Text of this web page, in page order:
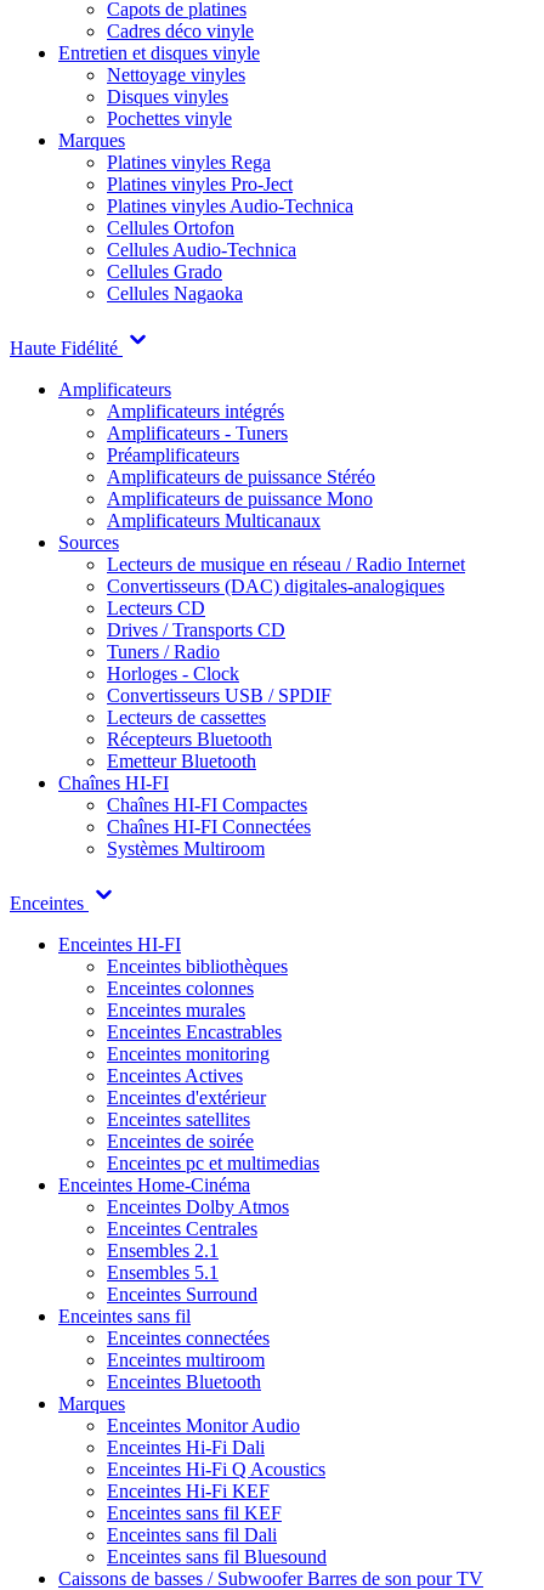
Capots de platines
Cadres déco vinyle
Entretien et disques vinyle
Nettoyage vinyles
Disques vinyles
Pochettes vinyle
Marques
Platines vinyles Rega
Platines vinyles Pro-Ject
Platines vinyles Audio-Technica
Cellules Ortofon
Cellules Audio-Technica
Cellules Grado
Cellules Nagaoka
Haute Fidélité
Amplificateurs
Amplificateurs intégrés
Amplificateurs - Tuners
Préamplificateurs
Amplificateurs de puissance Stéréo
Amplificateurs de puissance Mono
Amplificateurs Multicanaux
Sources
Lecteurs de musique en réseau / Radio Internet
Convertisseurs (DAC) digitales-analogiques
Lecteurs CD
Drives / Transports CD
Tuners / Radio
Horloges - Clock
Convertisseurs USB / SPDIF
Lecteurs de cassettes
Récepteurs Bluetooth
Emetteur Bluetooth
Chaînes HI-FI
Chaînes HI-FI Compactes
Chaînes HI-FI Connectées
Systèmes Multiroom
Enceintes
Enceintes HI-FI
Enceintes bibliothèques
Enceintes colonnes
Enceintes murales
Enceintes Encastrables
Enceintes monitoring
Enceintes Actives
Enceintes d'extérieur
Enceintes satellites
Enceintes de soirée
Enceintes pc et multimedias
Enceintes Home-Cinéma
Enceintes Dolby Atmos
Enceintes Centrales
Ensembles 2.1
Ensembles 5.1
Enceintes Surround
Enceintes sans fil
Enceintes connectées
Enceintes multiroom
Enceintes Bluetooth
Marques
Enceintes Monitor Audio
Enceintes Hi-Fi Dali
Enceintes Hi-Fi Q Acoustics
Enceintes Hi-Fi KEF
Enceintes sans fil KEF
Enceintes sans fil Dali
Enceintes sans fil Bluesound
Caissons de basses / SubwooferBarres de son pour TV